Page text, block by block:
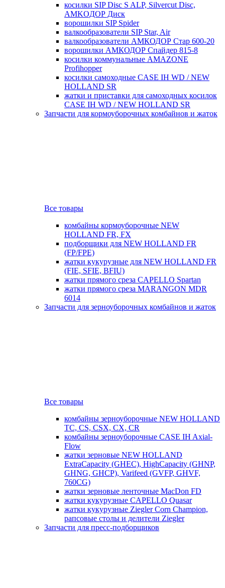
косилки SIP Disc S ALP, Silvercut Disc,
AMKOДОР Диск
ворошилки SIP Spider
валкообразователи SIP Star, Air
валкообразователи АМКОДОР Стар 600-20
ворошилки АМКОДОР Спайдер 815-8
косилки коммунальные AMAZONE
Profihopper
косилки самоходные CASE IH WD / NEW
HOLLAND SR
жатки и приставки для самоходных косилок
CASE IH WD / NEW HOLLAND SR
Запчасти для кормоуборочных комбайнов и жаток
Все товары
комбайны кормоуборочные NEW
HOLLAND FR, FX
подборщики для NEW HOLLAND FR
(FP/FPE)
жатки кукурузные для NEW HOLLAND FR
(FIE, SFIE, BFIU)
жатки прямого среза CAPELLO Spartan
жатки прямого среза MARANGON MDR
6014
Запчасти для зерноуборочных комбайнов и жаток
Все товары
комбайны зерноуборочные NEW HOLLAND
TC, CS, CSX, CX, CR
комбайны зерноуборочные CASE IH Axial-
Flow
жатки зерновые NEW HOLLAND
ExtraCapacity (GHEC), HighCapacity (GHNP,
GHNG, GHCP), Varifeed (GVFP, GHVF,
760CG)
жатки зерновые ленточные MacDon FD
жатки кукурузные CAPELLO Quasar
жатки кукурузные Ziegler Corn Champion,
рапсовые столы и делители Ziegler
Запчасти для пресс-подборщиков